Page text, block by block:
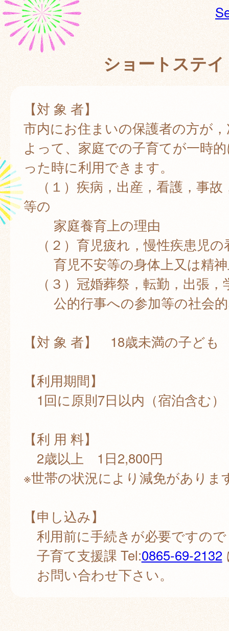
ショートステイ
【対 象 者】
市内にお住まいの保護者の方が
よって、家庭での子育てが一時
った時に利用できます。
（１）疾病，出産，看護，事故
等の
家庭養育上の理由
（２）育児疲れ，慢性疾患児の
育児不安等の身体上又は精神
（３）冠婚葬祭，転勤，出張，
公的行事への参加等の社会的
【対 象 者】 18歳未満の子ども
【利用期間】
1回に原則7日以内（宿泊含む）
【利 用 料】
2歳以上 1日2,800円
※世帯の状況により減免がありま
【申し込み】
利用前に手続きが必要ですの
子育て支援課 Tel:0865-69-2132
お問い合わせ下さい。